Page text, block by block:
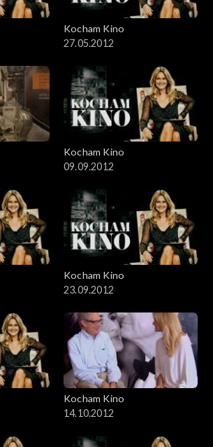
Kocham Kino
27.05.2012
Kocham Kino
09.09.2012
Kocham Kino
23.09.2012
Kocham Kino
14.10.2012